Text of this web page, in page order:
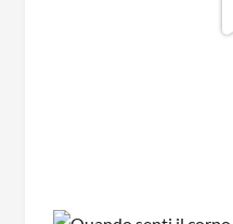
ispirazioni,
esperienze di